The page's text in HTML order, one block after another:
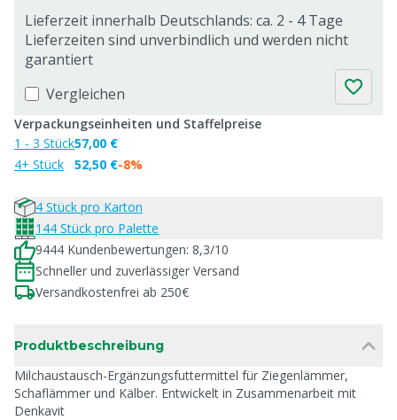
Lieferzeit innerhalb Deutschlands: ca. 2 - 4 Tage
Lieferzeiten sind unverbindlich und werden nicht
garantiert
Vergleichen
Verpackungseinheiten und Staffelpreise
1 - 3 Stück
4+ Stück
57,00 €
52,50 €-8%
4 Stück pro Karton
144 Stück pro Palette
9444 Kundenbewertungen: 8,3/10
Schneller und zuverlässiger Versand
Versandkostenfrei ab 250€
Produktbeschreibung
Milchaustausch-Ergänzungsfuttermittel für Ziegenlämmer,
Schaflämmer und Kälber. Entwickelt in Zusammenarbeit mit
Denkavit